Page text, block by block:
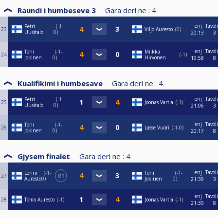
Raundi i humbeseve 3 Gara deri ne : 4
23
Petri
Uusitalo
-1-
0
Viljo Auresto 0
enj
20:13
3
24
Toni
Jokinen
-1-
0
Miikka
Hirvonen
-1
enj
19:58
8
Kualifikimi i humbesave Gara deri ne : 4
25
Petri
Uusitalo
-1-
0
Joonas Vartia -1
enj
21:06
3
26
Toni
Jokinen
-1-
0
Lasse Vuori -1-0
enj
20:17
8
Gjysem finalet Gara deri ne : 4
27
Lenni
Auresto
-1-
0
R1
Toni
Jokinen
-1-
0
enj
21:39
3
28 Toma Auresto -1 Joonas Vartia -1
enj
21:39
8